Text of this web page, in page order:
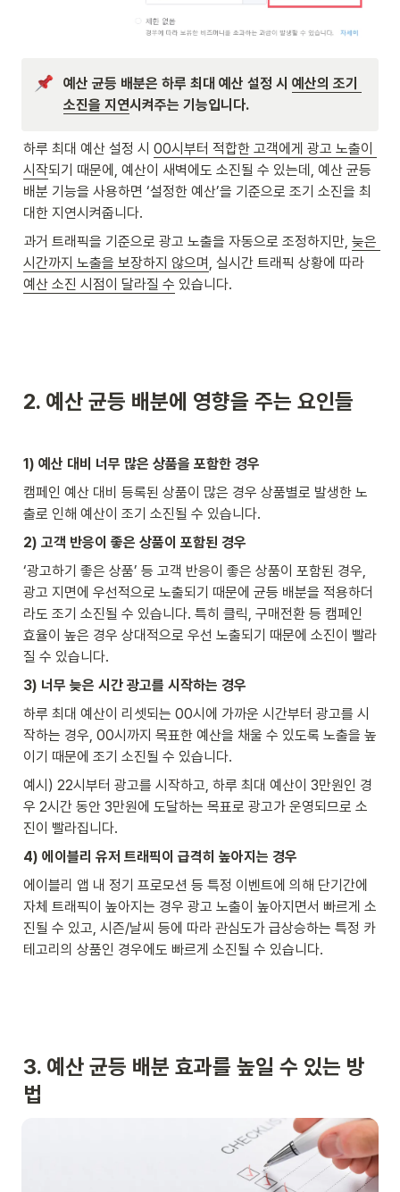
예산 균등 배분은 하루 최대 예산 설정 시 예산의 조기
소진을 지연시켜주는 기능입니다.
하루 최대 예산 설정 시 00시부터 적합한 고객에게 광고 노출이
시작되기 때문에, 예산이 새벽에도 소진될 수 있는데, 예산 균등
배분 기능을 사용하면 ‘설정한 예산’을 기준으로 조기 소진을 최
대한 지연시켜줍니다.
과거 트래픽을 기준으로 광고 노출을 자동으로 조정하지만, 늦은
시간까지 노출을 보장하지 않으며
예산 소진 시점이 달라질 수 있습니다.
2. 예산 균등 배분에 영향을 주는 요인들
1) 예산 대비 너무 많은 상품을 포함한 경우
캠페인 예산 대비 등록된 상품이 많은 경우 상품별로 발생한 노
출로 인해 예산이 조기 소진될 수 있습니다.
2) 고객 반응이 좋은 상품이 포함된 경우
‘광고하기 좋은 상품’ 등 고객 반응이 좋은 상품이 포함된 경우,
광고 지면에 우선적으로 노출되기 때문에 균등 배분을 적용하더
라도 조기 소진될 수 있습니다. 특히 클릭, 구매전환 등 캠페인
효율이 높은 경우 상대적으로 우선 노출되기 때문에 소진이 빨라
질 수 있습니다.
3) 너무 늦은 시간 광고를 시작하는 경우
하루 최대 예산이 리셋되는 00시에 가까운 시간부터 광고를 시
작하는 경우, 00시까지 목표한 예산을 채울 수 있도록 노출을 높
이기 때문에 조기 소진될 수 있습니다.
예시) 22시부터 광고를 시작하고, 하루 최대 예산이 3만원인 경
우 2시간 동안 3만원에 도달하는 목표로 광고가 운영되므로 소
진이 빨라집니다.
4) 에이블리 유저 트래픽이 급격히 높아지는 경우
에이블리 앱 내 정기 프로모션 등 특정 이벤트에 의해 단기간에
자체 트래픽이 높아지는 경우 광고 노출이 높아지면서 빠르게 소
진될 수 있고, 시즌/날씨 등에 따라 관심도가 급상승하는 특정 카
테고리의 상품인 경우에도 빠르게 소진될 수 있습니다.
3. 예산 균등 배분 효과를 높일 수 있는 방
법